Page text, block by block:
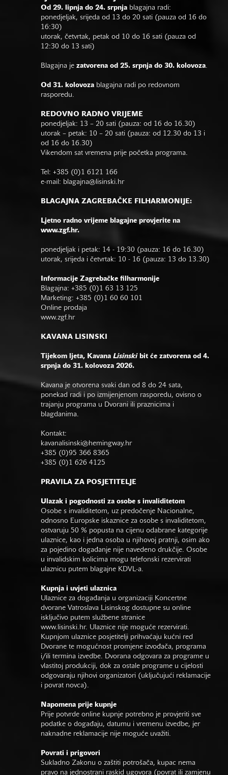
Od 29. lipnja do 24. srpnja blagajna radi:
ponedjeljak, srijeda od 13 do 20 sati (pauza od 16 do
16:30)
utorak, četvrtak, petak od 10 do 16 sati (pauza od
12:30 do 13 sati)
Blagajna je zatvorena od 25. srpnja do 30. kolovoza.
Od 31. kolovoza blagajna radi po redovnom
rasporedu.
REDOVNO RADNO VRIJEME
ponedjeljak: 13 – 20 sati (pauza: od 16 do 16.30)
utorak – petak: 10 – 20 sati (pauza: od 12.30 do 13 i
od 16 do 16.30)
Vikendom sat vremena prije početka programa.
Tel: +385 (0)1 6121 166
e-mail: blagajna@lisinski.hr
BLAGAJNA ZAGREBAČKE FILHARMONIJE:
Ljetno radno vrijeme blagajne provjerite na
www.zgf.hr.
ponedjeljak i petak: 14 - 19:30 (pauza: 16 do 16.30)
utorak, srijeda i četvrtak: 10 - 16 (pauza: 13 do 13.30)
Informacije Zagrebačke filharmonije
Blagajna: +385 (0)1 63 13 125
Marketing: +385 (0)1 60 60 101
Online prodaja
www.zgf.hr
KAVANA LISINSKI
Tijekom ljeta, Kavana Lisinski bit će zatvorena od 4.
srpnja do 31. kolovoza 2026.
Kavana je otvorena svaki dan od 8 do 24 sata,
ponekad radi i po izmijenjenom rasporedu, ovisno o
trajanju programa u Dvorani ili praznicima i
blagdanima.
Kontakt:
kavanalisinski@hemingway.hr
+385 (0)95 366 8365
+385 (0)1 626 4125
PRAVILA ZA POSJETITELJE
Ulazak i pogodnosti za osobe s invaliditetom
Osobe s invaliditetom, uz predočenje Nacionalne,
odnosno Europske iskaznice za osobe s invaliditetom,
ostvaruju 50 % popusta na cijenu odabrane kategorije
ulaznice, kao i jedna osoba u njihovoj pratnji, osim ako
za pojedino događanje nije navedeno drukčije. Osobe
u invalidskim kolicima mogu telefonski rezervirati
ulaznicu putem blagajne KDVL-a.
Kupnja i uvjeti ulaznica
Ulaznice za događanja u organizaciji Koncertne
dvorane Vatroslava Lisinskog dostupne su online
isključivo putem službene stranice
www.lisinski.hr. Ulaznice nije moguće rezervirati.
Kupnjom ulaznice posjetitelji prihvaćaju kućni red
Dvorane te mogućnost promjene izvođača, programa
i/ili termina izvedbe. Dvorana odgovara za programe u
vlastitoj produkciji, dok za ostale programe u cijelosti
odgovaraju njihovi organizatori (uključujući reklamacije
i povrat novca).
Napomena prije kupnje
Prije potvrde online kupnje potrebno je provjeriti sve
podatke o događaju, datumu i vremenu izvedbe, jer
naknadne reklamacije nije moguće uvažiti.
Povrati i prigovori
Sukladno Zakonu o zaštiti potrošača, kupac nema
pravo na jednostrani raskid ugovora (povrat ili zamjenu